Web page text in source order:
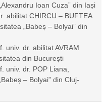
Ioan Cuza” din Iași
abilitat CHIRCU – BUFTEA
„Babeș – Bolyai” din
univ. dr. abilitat AVRAM
din București
univ. dr. POP Liana,
– Bolyai” din Cluj-